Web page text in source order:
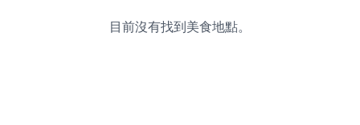
目前沒有找到美食地點。